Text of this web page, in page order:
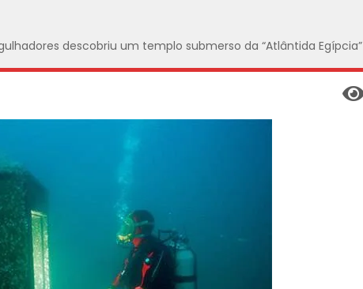
descobriu um templo submerso da “Atlântida Egípcia”